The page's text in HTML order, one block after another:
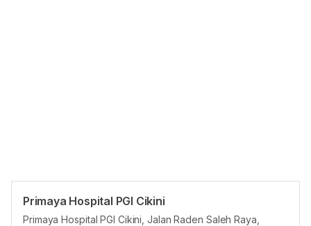
Primaya Hospital PGI Cikini
Primaya Hospital PGI Cikini, Jalan Raden Saleh Raya,
Jam reguler